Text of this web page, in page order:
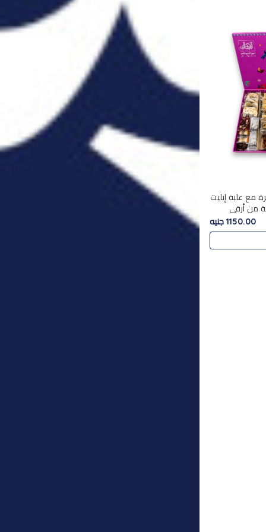
مع علبة إيليت
35 قطعة من أرقى
,معروضة
في..
1150.00 جنيه